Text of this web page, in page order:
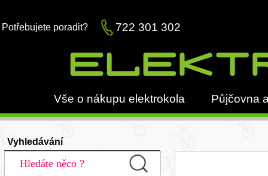
Potřebujete poradit? 722 301 302
Vše o nákupu elektrokola Půjčovna
Vyhledávání